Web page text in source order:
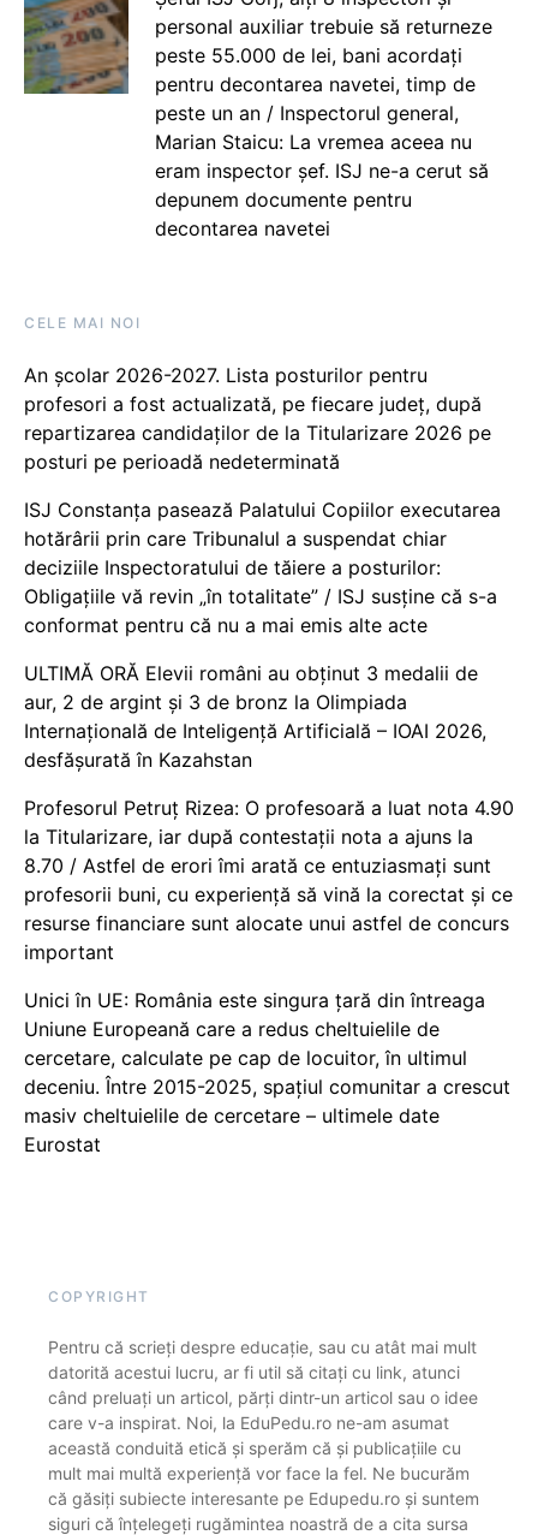
personal auxiliar trebuie să returneze
peste 55.000 de lei, bani acordați
pentru decontarea navetei, timp de
peste un an / Inspectorul general,
Marian Staicu: La vremea aceea nu
eram inspector șef. ISJ ne-a cerut să
depunem documente pentru
decontarea navetei
CELE MAI NOI
An școlar 2026-2027. Lista posturilor pentru
profesori a fost actualizată, pe fiecare județ, după
repartizarea candidaților de la Titularizare 2026 pe
posturi pe perioadă nedeterminată
ISJ Constanța pasează Palatului Copiilor executarea
hotărârii prin care Tribunalul a suspendat chiar
deciziile Inspectoratului de tăiere a posturilor:
Obligațiile vă revin „în totalitate” / ISJ susține că s-a
conformat pentru că nu a mai emis alte acte
ULTIMĂ ORĂ Elevii români au obținut 3 medalii de
aur, 2 de argint și 3 de bronz la Olimpiada
Internațională de Inteligență Artificială – IOAI 2026,
desfășurată în Kazahstan
Profesorul Petruț Rizea: O profesoară a luat nota 4.90
la Titularizare, iar după contestații nota a ajuns la
8.70 / Astfel de erori îmi arată ce entuziasmați sunt
profesorii buni, cu experiență să vină la corectat și ce
resurse financiare sunt alocate unui astfel de concurs
important
Unici în UE: România este singura țară din întreaga
Uniune Europeană care a redus cheltuielile de
cercetare, calculate pe cap de locuitor, în ultimul
deceniu. Între 2015-2025, spațiul comunitar a crescut
masiv cheltuielile de cercetare – ultimele date
Eurostat
COPYRIGHT
Pentru că scrieți despre educație, sau cu atât mai mult
datorită acestui lucru, ar fi util să citați cu link, atunci
când preluați un articol, părți dintr-un articol sau o idee
care v-a inspirat. Noi, la EduPedu.ro ne-am asumat
această conduită etică și sperăm că și publicațiile cu
mult mai multă experiență vor face la fel. Ne bucurăm
că găsiți subiecte interesante pe Edupedu.ro și suntem
siguri că înțelegeți rugămintea noastră de a cita sursa